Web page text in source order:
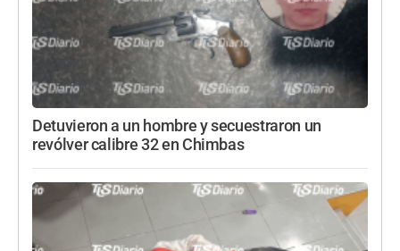
Detuvieron a un hombre y secuestraron un
revólver calibre 32 en Chimbas